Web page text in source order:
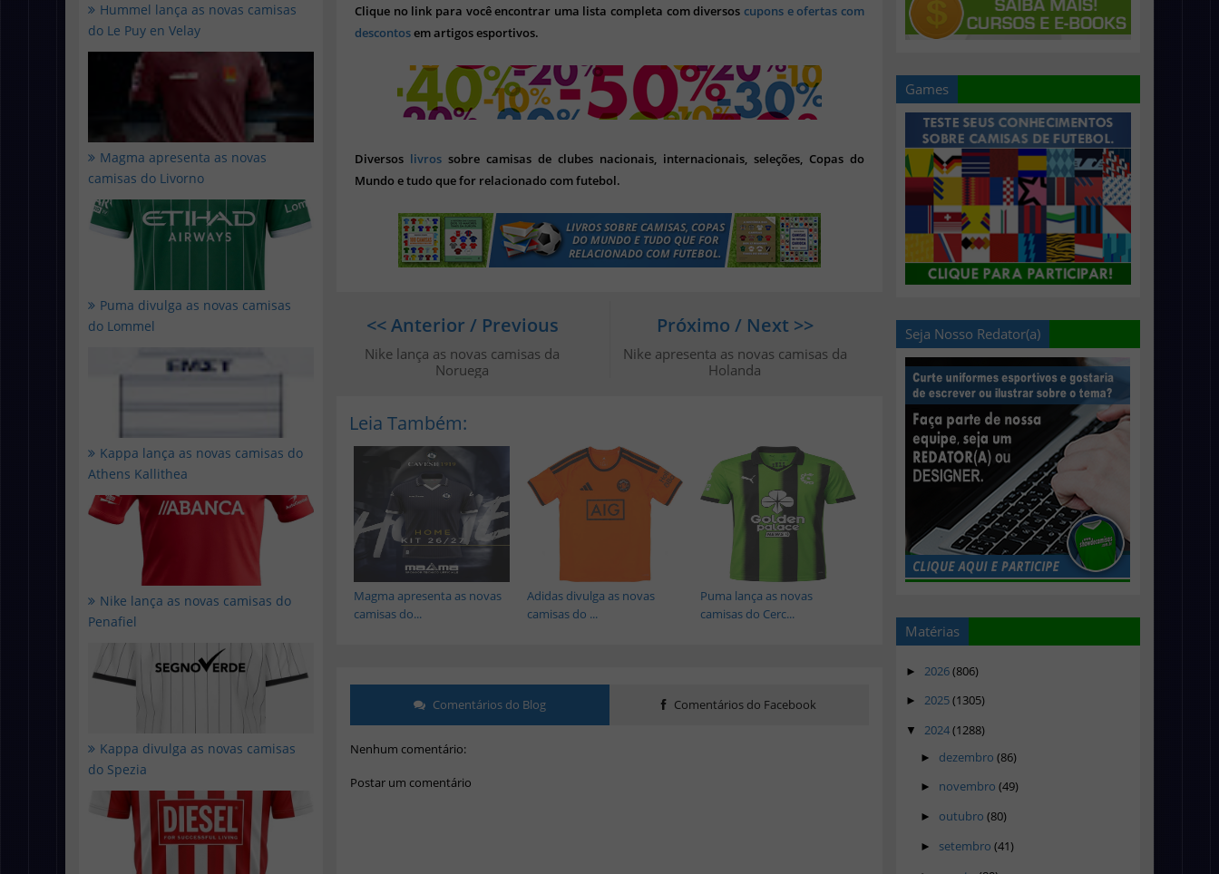
Hummel lança as novas camisas
do Le Puy en Velay
Magma apresenta as novas
camisas do Livorno
Puma divulga as novas camisas
do Lommel
Kappa lança as novas camisas do
Athens Kallithea
Nike lança as novas camisas do
Penafiel
Kappa divulga as novas camisas
do Spezia
Clique no link para você encontrar uma lista completa com diversoscupons e ofertas com
descontosem artigos esportivos.
Diversos livros sobre camisas de clubes nacionais, internacionais, seleções, Copas do
Mundo e tudo que for relacionado com futebol.
Próximo / Next >>
Nike apresenta as novas camisas da
Holanda
<< Anterior / Previous
Nike lança as novas camisas da
Noruega
Leia Também:
Puma lança as novas
camisas do Cerc...
Adidas divulga as novas
camisas do ...
Magma apresenta as novas
camisas do...
Comentários do Blog Comentários do Facebook
Nenhum comentário:
Postar um comentário
Games
Seja Nosso Redator(a)
Matérias
► 2026(806)
► 2025(1305)
▼ 2024(1288)
► dezembro (86)
► novembro (49)
► outubro (80)
► setembro (41)